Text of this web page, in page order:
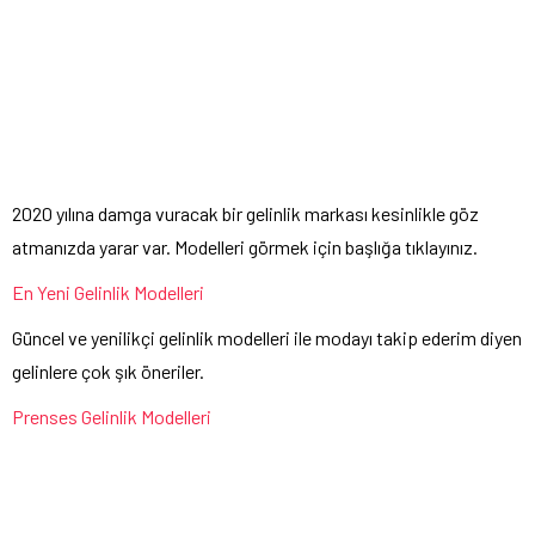
2020 yılına damga vuracak bir gelinlik markası kesinlikle göz
atmanızda yarar var. Modelleri görmek için başlığa tıklayınız.
En Yeni Gelinlik Modelleri
Güncel ve yenilikçi gelinlik modelleri ile modayı takip ederim diyen
gelinlere çok şık öneriler.
Prenses Gelinlik Modelleri